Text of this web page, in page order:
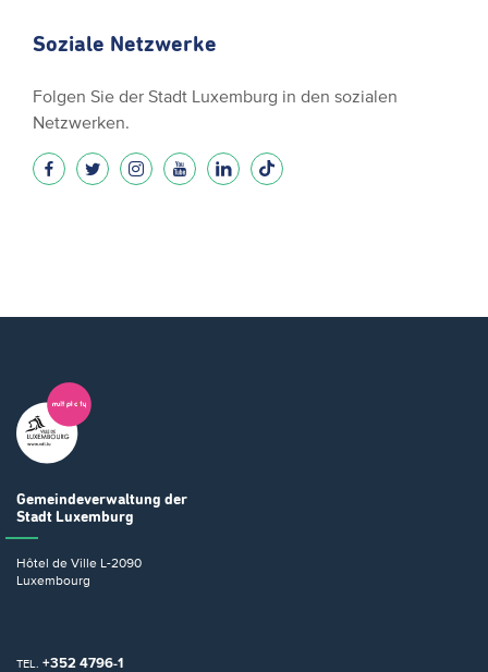
Soziale Netzwerke
Folgen Sie der Stadt Luxemburg in den sozialen
Netzwerken.
Gemeindeverwaltung der
Stadt Luxemburg
Hôtel de Ville L-2090
Luxembourg
TEL. +352 4796-1